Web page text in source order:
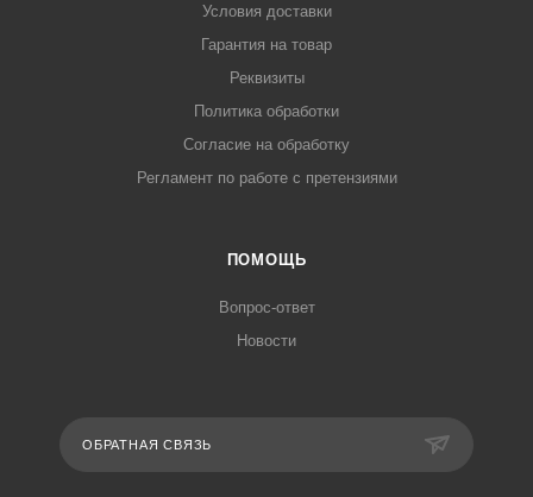
Условия доставки
Гарантия на товар
Реквизиты
Политика обработки
Согласие на обработку
Регламент по работе с претензиями
ПОМОЩЬ
Вопрос-ответ
Новости
ОБРАТНАЯ СВЯЗЬ